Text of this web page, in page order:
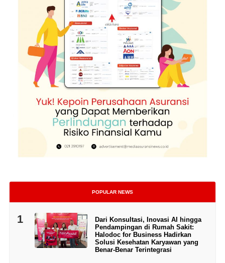
POPULAR NEWS
1
Dari Konsultasi, Inovasi AI hingga
Pendampingan di Rumah Sakit:
Halodoc for Business Hadirkan
Solusi Kesehatan Karyawan yang
Benar-Benar Terintegrasi